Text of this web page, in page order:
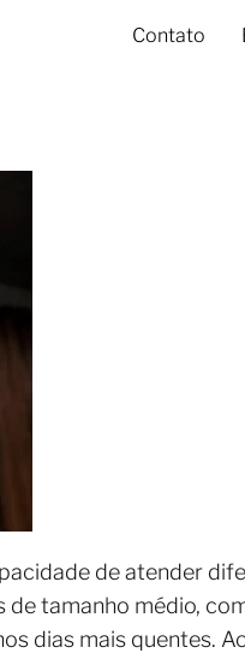
Contato
de atender
tamanho médio,
dias mais quentes.